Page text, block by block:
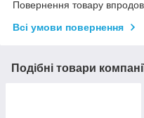
Повернення товару
Всі умови повернення
Подібні товари